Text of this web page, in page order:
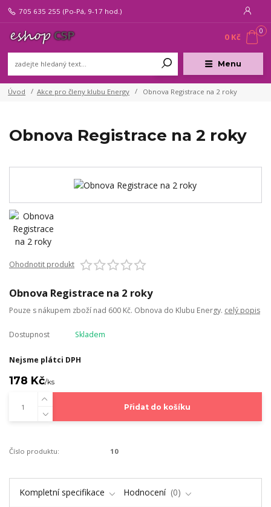
Menu
705 635 255 (Po-Pá, 9-17 hod.)
0
0 Kč
Úvod Akce pro členy klubu Energy Obnova Registrace na 2 roky
Obnova Registrace na 2 roky
Ohodnotit produkt
Obnova Registrace na 2 roky
Pouze s nákupem zboží nad 600 Kč. Obnova do Klubu Energy. celý popis
Dostupnost Skladem
Nejsme plátci DPH
178 Kč/ks
Přidat do košíku
Číslo produktu: 10
Kompletní specifikace Hodnocení 0